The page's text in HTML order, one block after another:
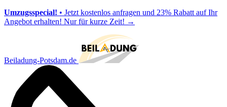
Umzugsspecial! • Jetzt kostenlos anfragen und 23% Rabatt auf Ihr
Angebot erhalten! Nur für kurze Zeit! →
Beiladung-Potsdam.de